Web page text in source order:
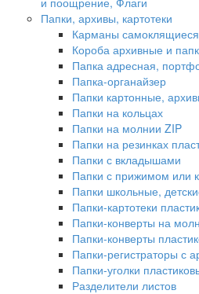
Папки, архивы, картотеки
Карманы самоклящиеся
Короба архивные и
Папка адресная,
Папка-органайзер
Папки картонные,
Папки на кольцах
Папки на молнии ZIP
Папки на резинках
Папки с вкладышами
Папки с прижимом или
Папки школьные,
Папки-картотеки
Папки-конверты на
Папки-конверты
Папки-регистраторы с
Папки-уголки
Разделители листов